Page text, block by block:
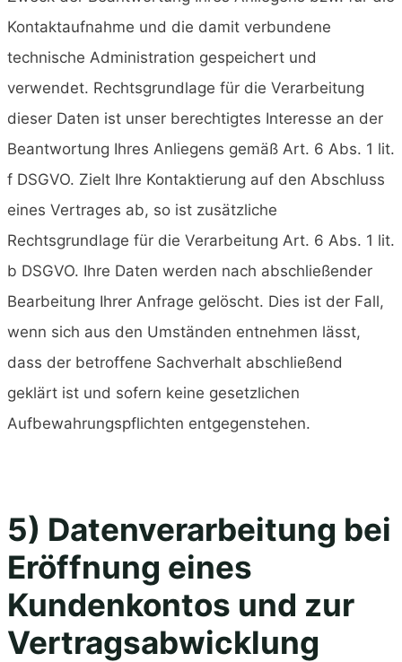
Kontaktaufnahme und die damit verbundene
technische Administration gespeichert und
verwendet. Rechtsgrundlage für die Verarbeitung
dieser Daten ist unser berechtigtes Interesse an der
Beantwortung Ihres Anliegens gemäß Art. 6 Abs. 1 lit.
f DSGVO. Zielt Ihre Kontaktierung auf den Abschluss
eines Vertrages ab, so ist zusätzliche
Rechtsgrundlage für die Verarbeitung Art. 6 Abs. 1 lit.
b DSGVO. Ihre Daten werden nach abschließender
Bearbeitung Ihrer Anfrage gelöscht. Dies ist der Fall,
wenn sich aus den Umständen entnehmen lässt,
dass der betroffene Sachverhalt abschließend
geklärt ist und sofern keine gesetzlichen
Aufbewahrungspflichten entgegenstehen.
5) Datenverarbeitung bei
Eröffnung eines
Kundenkontos und zur
Vertragsabwicklung